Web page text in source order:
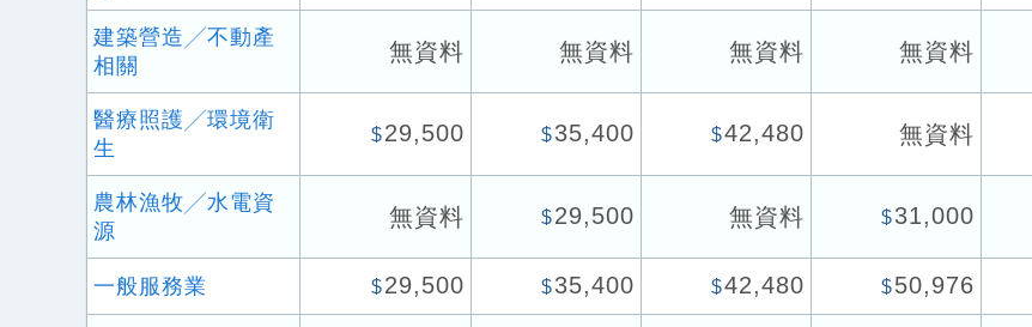
建築營造╱不動產
相關
無資料 無資料 無資料 無資料
醫療照護╱環境衛
生
$29,500 $35,400 $42,480 無資料
農林漁牧╱水電資
源
無資料 $29,500 無資料 $31,000
一般服務業 $29,500 $35,400 $42,480 $50,976